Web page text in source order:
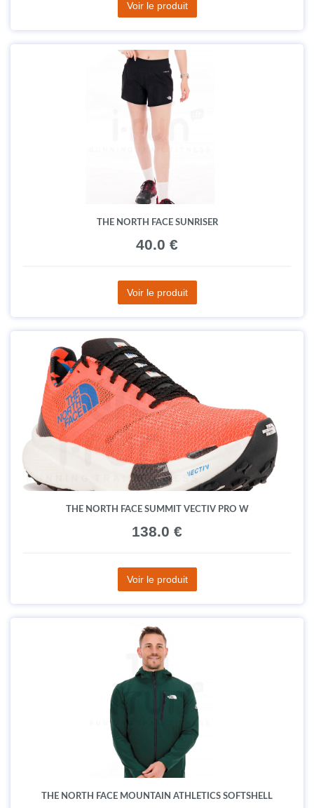
Voir le produit
THE NORTH FACE SUNRISER
40.0 €
Voir le produit
THE NORTH FACE SUMMIT VECTIV PRO W
138.0 €
Voir le produit
THE NORTH FACE MOUNTAIN ATHLETICS SOFTSHELL